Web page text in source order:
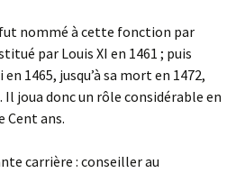
fut nommé à cette fonction par
par Louis XI en 1461 ; puis
1465, jusqu’à sa mort en 1472,
joua donc un rôle considérable en
Cent ans.
carrière : conseiller au